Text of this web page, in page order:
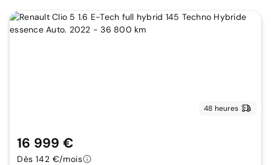
48 heures
16 999 €
Dès 142 €/mois